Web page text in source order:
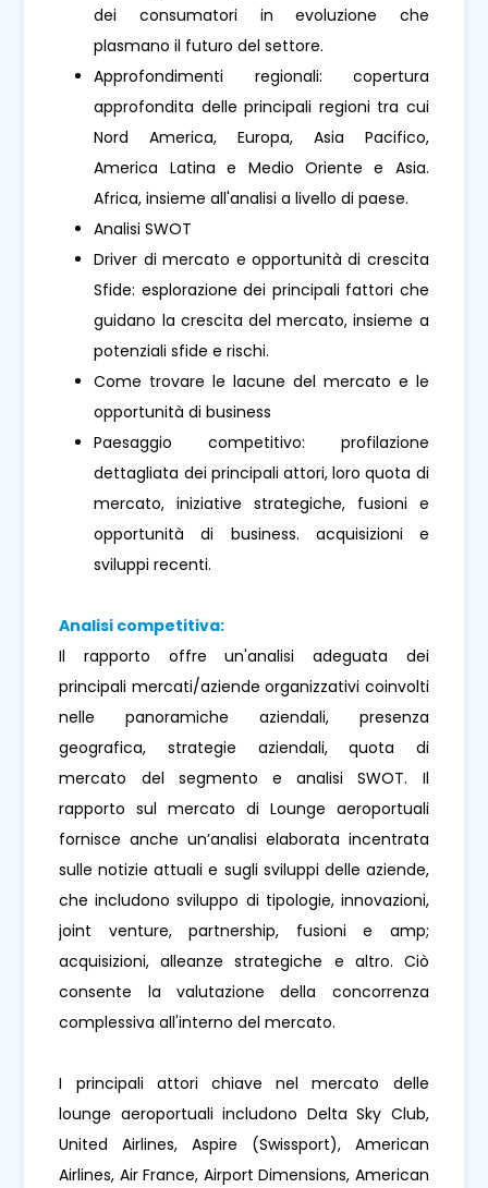
dei consumatori in evoluzione che
plasmano il futuro del settore.
Approfondimenti regionali: copertura
approfondita delle principali regioni tra cui
Nord America, Europa, Asia Pacifico,
America Latina e Medio Oriente e Asia.
Africa, insieme all'analisi a livello di paese.
Analisi SWOT
Driver di mercato e opportunità di crescita
Sfide: esplorazione dei principali fattori che
guidano la crescita del mercato, insieme a
potenziali sfide e rischi.
Come trovare le lacune del mercato e le
opportunità di business
Paesaggio competitivo: profilazione
dettagliata dei principali attori, loro quota di
mercato, iniziative strategiche, fusioni e
opportunità di business. acquisizioni e
sviluppi recenti.
Analisi competitiva:
Il rapporto offre un'analisi adeguata dei
principali mercati/aziende organizzativi coinvolti
nelle panoramiche aziendali, presenza
geografica, strategie aziendali, quota di
mercato del segmento e analisi SWOT. Il
rapporto sul mercato di Lounge aeroportuali
fornisce anche un’analisi elaborata incentrata
sulle notizie attuali e sugli sviluppi delle aziende,
che includono sviluppo di tipologie, innovazioni,
joint venture, partnership, fusioni e amp;
acquisizioni, alleanze strategiche e altro. Ciò
consente la valutazione della concorrenza
complessiva all'interno del mercato.
I principali attori chiave nel mercato delle
lounge aeroportuali includono Delta Sky Club,
United Airlines, Aspire (Swissport), American
Airlines, Air France, Airport Dimensions, American